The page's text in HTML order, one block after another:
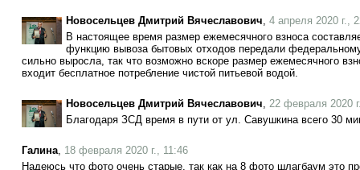
Новосельцев Дмитрий Вячеславович, 4 апреля 2020 г.,
В настоящее время размер ежемесячного взноса
функцию вывоза бытовых отходов передали
сильно выросла, так что возможно вскоре размер ежемесячного
входит бесплатное потребление чистой питьевой водой.
Новосельцев Дмитрий Вячеславович, 22 февраля 2020
Благодаря ЗСД время в пути от ул. Савушкина всего 30
Галина, 18 февраля 2020 г., 11:46
Надеюсь что фото очень старые, так как на 8 фото шлагбаум это